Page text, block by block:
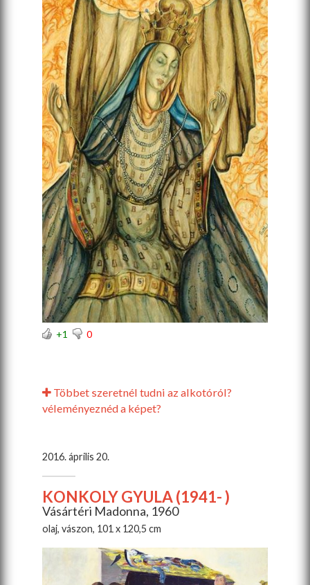
+1 0
Többet szeretnél tudni az alkotóról?
véleményeznéd a képet?
2016. április 20.
KONKOLY GYULA (1941- )
Vásártéri Madonna, 1960
olaj, vászon, 101 x 120,5 cm